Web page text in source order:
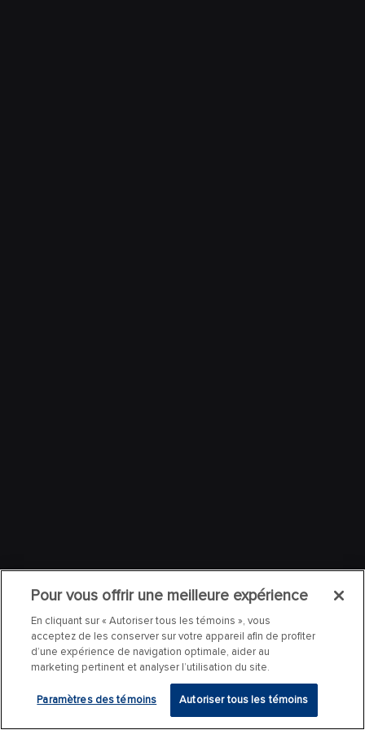
Pour vous offrir une meilleure expérience
En cliquant sur « Autoriser tous les témoins », vous
acceptez de les conserver sur votre appareil afin de profiter
d’une expérience de navigation optimale, aider au
marketing pertinent et analyser l’utilisation du site.
Paramètres des témoins Autoriser tous les témoins